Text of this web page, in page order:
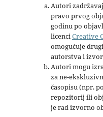
Autori
pravo prvog
godinu po
licenciCreative
omogućuje
autorstva i
Autori mogu
za ne-
časopisu (npr.
repozitorij ili
je rad izvorno